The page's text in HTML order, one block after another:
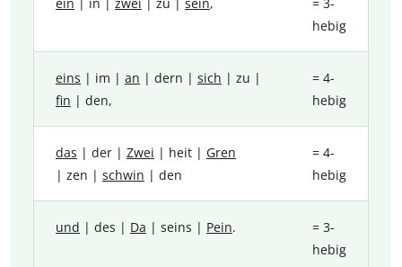
hebig
eins | im | an | dern | sich | zu |
fin | den,
= 4-
hebig
das | der | Zwei | heit | Gren
| zen | schwin | den
= 4-
hebig
und | des | Da | seins | Pein.
= 3-
hebig